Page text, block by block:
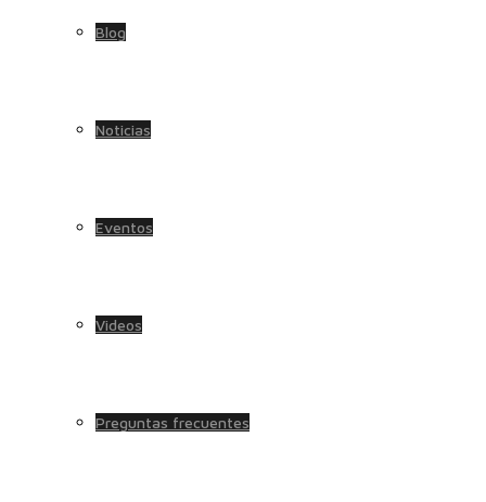
Blog
Noticias
Eventos
Videos
Preguntas frecuentes